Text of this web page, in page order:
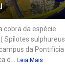
cobra da espécie
Spilotes sulphureus
da Pontifícia
d...
Leia Mais